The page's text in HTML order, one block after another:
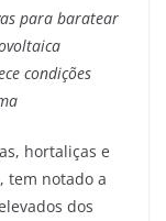
para baratear
condições
hortaliças e
tem notado a
dos